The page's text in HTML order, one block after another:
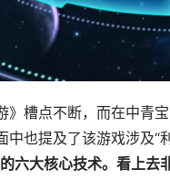
槽点不断，而在中青
中也提及了该游戏涉及
六大核心技术。看上去